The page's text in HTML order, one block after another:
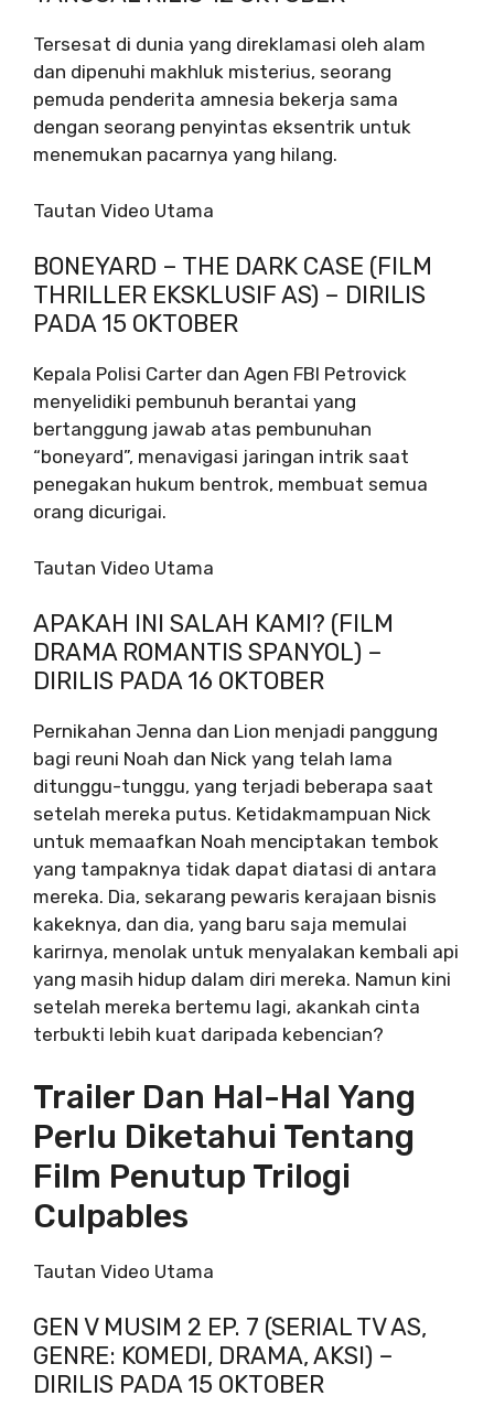
Tersesat di dunia yang direklamasi oleh alam
dan dipenuhi makhluk misterius, seorang
pemuda penderita amnesia bekerja sama
dengan seorang penyintas eksentrik untuk
menemukan pacarnya yang hilang.
Tautan Video Utama
BONEYARD – THE DARK CASE (FILM
THRILLER EKSKLUSIF AS) – DIRILIS
PADA 15 OKTOBER
Kepala Polisi Carter dan Agen FBI Petrovick
menyelidiki pembunuh berantai yang
bertanggung jawab atas pembunuhan
“boneyard”, menavigasi jaringan intrik saat
penegakan hukum bentrok, membuat semua
orang dicurigai.
Tautan Video Utama
APAKAH INI SALAH KAMI? (FILM
DRAMA ROMANTIS SPANYOL) –
DIRILIS PADA 16 OKTOBER
Pernikahan Jenna dan Lion menjadi panggung
bagi reuni Noah dan Nick yang telah lama
ditunggu-tunggu, yang terjadi beberapa saat
setelah mereka putus. Ketidakmampuan Nick
untuk memaafkan Noah menciptakan tembok
yang tampaknya tidak dapat diatasi di antara
mereka. Dia, sekarang pewaris kerajaan bisnis
kakeknya, dan dia, yang baru saja memulai
karirnya, menolak untuk menyalakan kembali api
yang masih hidup dalam diri mereka. Namun kini
setelah mereka bertemu lagi, akankah cinta
terbukti lebih kuat daripada kebencian?
Trailer Dan Hal-Hal Yang
Perlu Diketahui Tentang
Film Penutup Trilogi
Culpables
Tautan Video Utama
GEN V MUSIM 2 EP. 7 (SERIAL TV AS,
GENRE: KOMEDI, DRAMA, AKSI) –
DIRILIS PADA 15 OKTOBER